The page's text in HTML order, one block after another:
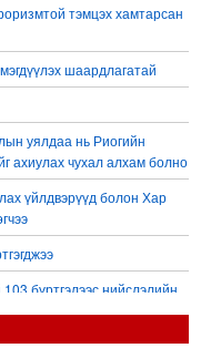
тэмцэх хамтарсан
шаардлагатай
уялдаа нь Риогийн
ахиулах чухал алхам болно
үйлдвэрүүд болон Хар
бүртгэлээс нийслэлийн